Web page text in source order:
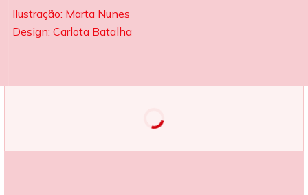
Ilustração: Marta Nunes
Design: Carlota Batalha